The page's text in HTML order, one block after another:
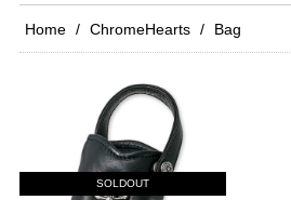
Home ChromeHearts Bag
SOLDOUT